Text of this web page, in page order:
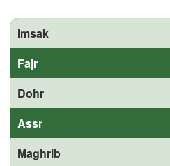
Imsak
Fajr
Dohr
Assr
Maghrib